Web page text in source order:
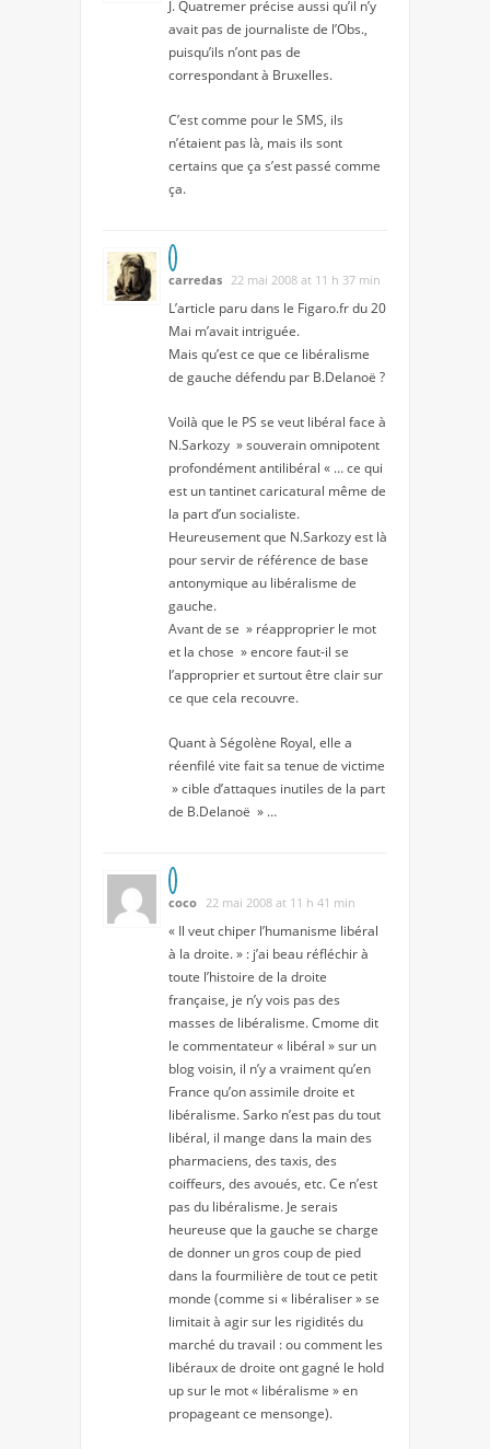
J. Quatremer précise aussi qu’il n’y
avait pas de journaliste de l’Obs.,
puisqu’ils n’ont pas de
correspondant à Bruxelles.
C’est comme pour le SMS, ils
n’étaient pas là, mais ils sont
certains que ça s’est passé comme
ça.
carredas 22 mai 2008 at 11 h 37 min
L’article paru dans le Figaro.fr du 20
Mai m’avait intriguée.
Mais qu’est ce que ce libéralisme
de gauche défendu par B.Delanoë ?
Voilà que le PS se veut libéral face à
N.Sarkozy » souverain omnipotent
profondément antilibéral « … ce qui
est un tantinet caricatural même de
la part d’un socialiste.
Heureusement que N.Sarkozy est là
pour servir de référence de base
antonymique au libéralisme de
gauche.
Avant de se » réapproprier le mot
et la chose » encore faut-il se
l’approprier et surtout être clair sur
ce que cela recouvre.
Quant à Ségolène Royal, elle a
réenfilé vite fait sa tenue de victime
» cible d’attaques inutiles de la part
de B.Delanoë » …
coco 22 mai 2008 at 11 h 41 min
« Il veut chiper l’humanisme libéral
à la droite. » : j’ai beau réfléchir à
toute l’histoire de la droite
française, je n’y vois pas des
masses de libéralisme. Cmome dit
le commentateur « libéral » sur un
blog voisin, il n’y a vraiment qu’en
France qu’on assimile droite et
libéralisme. Sarko n’est pas du tout
libéral, il mange dans la main des
pharmaciens, des taxis, des
coiffeurs, des avoués, etc. Ce n’est
pas du libéralisme. Je serais
heureuse que la gauche se charge
de donner un gros coup de pied
dans la fourmilière de tout ce petit
monde (comme si « libéraliser » se
limitait à agir sur les rigidités du
marché du travail : ou comment les
libéraux de droite ont gagné le hold
up sur le mot « libéralisme » en
propageant ce mensonge).